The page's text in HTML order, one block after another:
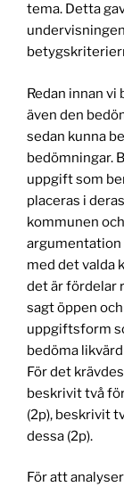
tema. Detta
Redan innan
även den
sedan kunna
bedömningar.
uppgift som
placeras i
kommunen
argumentation
med det valda
det är fördelar
sagt öppen
uppgiftsform
bedöma
För det
beskrivit två
(2p), beskrivit
dessa (2p).
För att